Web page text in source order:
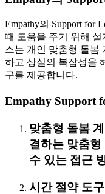
Empathy의 Support for
때 도움을 주기 위해 설
스는 개인 맞춤형 돌봄
하고 상실의 복잡성을
구를 제공합니다.
Empathy Support
맞춤형 돌봄
결하는 맞춤
수 있는 접근
시간 절약 도